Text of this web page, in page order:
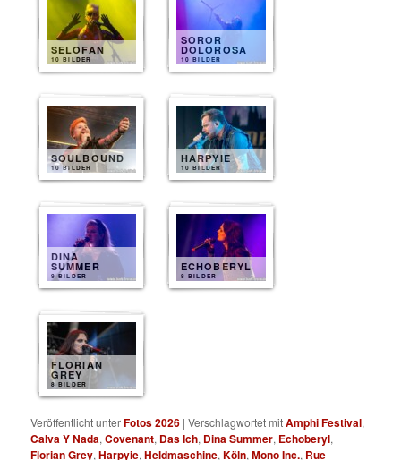
SELOFAN
10 BILDER
SOROR
DOLOROSA
10 BILDER
SOULBOUND
10 BILDER
HARPYIE
10 BILDER
DINA
SUMMER
9 BILDER
ECHOBERYL
8 BILDER
FLORIAN
GREY
8 BILDER
Veröffentlicht unterFotos 2026 |Verschlagwortet mitAmphi Festival,
Calva Y Nada,Covenant, Das Ich, Dina Summer, Echoberyl,
Florian Grey,Harpyie,Heldmaschine,Köln,Mono Inc., Rue